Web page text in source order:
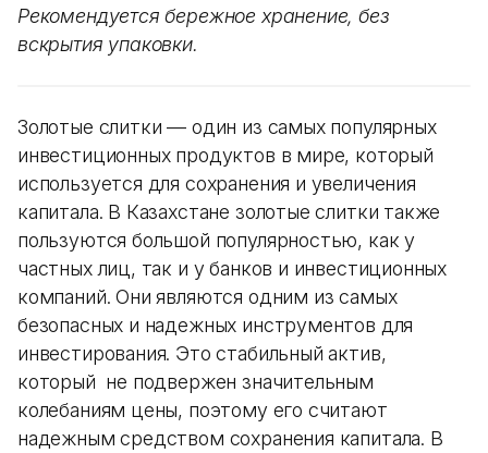
Рекомендуется бережное хранение, без
вскрытия упаковки.
Золотые слитки — один из самых популярных
инвестиционных продуктов в мире, который
используется для сохранения и увеличения
капитала. В Казахстане золотые слитки также
пользуются большой популярностью, как у
частных лиц, так и у банков и инвестиционных
компаний. Они являются одним из самых
безопасных и надежных инструментов для
инвестирования. Это стабильный актив,
который не подвержен значительным
колебаниям цены, поэтому его считают
надежным средством сохранения капитала. В